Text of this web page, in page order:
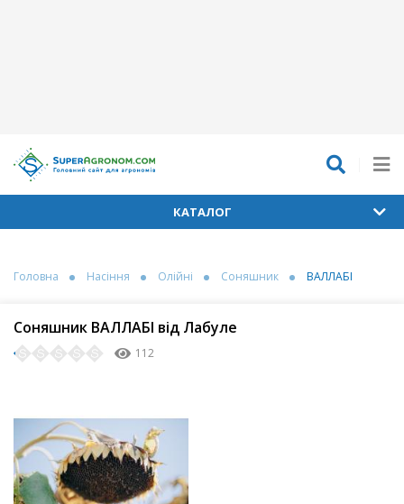
КАТАЛОГ
Головна Насіння Олійні Соняшник ВАЛЛАБІ
Соняшник ВАЛЛАБІ від Лабуле
112